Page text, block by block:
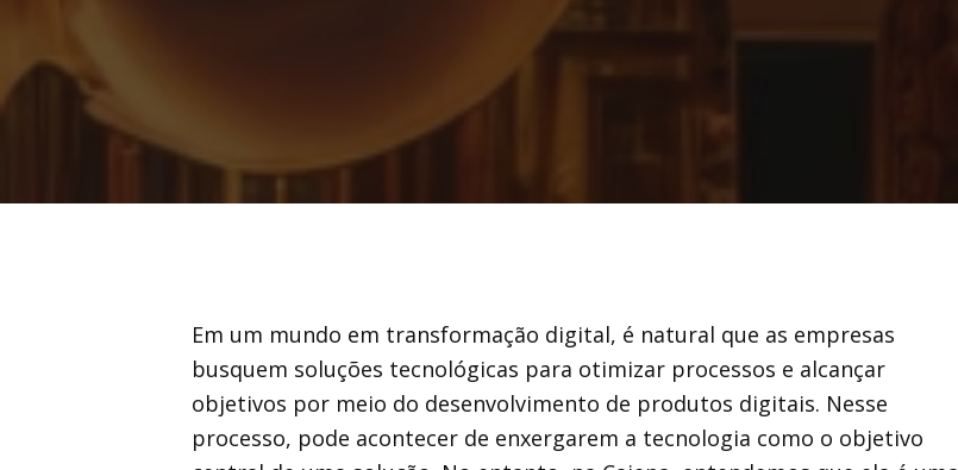
Em um mundo em transformação digital, é natural que as empresas
busquem soluções tecnológicas para otimizar processos e alcançar
objetivos por meio do desenvolvimento de produtos digitais. Nesse
processo, pode acontecer de enxergarem a tecnologia como o objetivo